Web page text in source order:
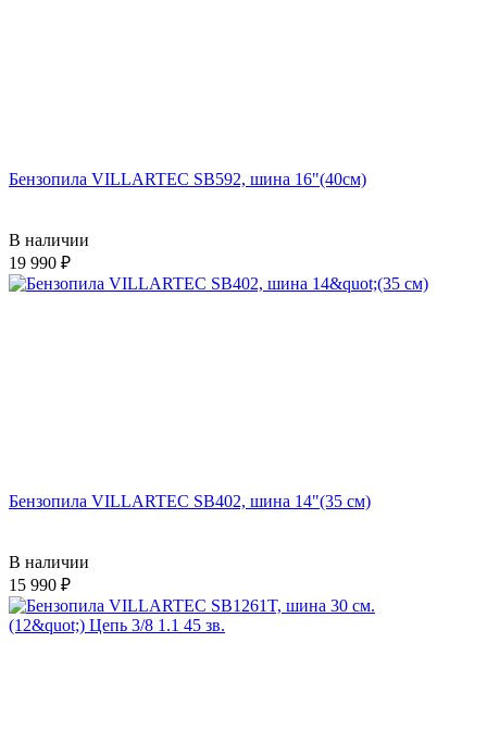
Бензопила VILLARTEC SB592, шина 16"(40см)
В наличии
19 990
Бензопила VILLARTEC SB402, шина 14"(35 см)
В наличии
15 990